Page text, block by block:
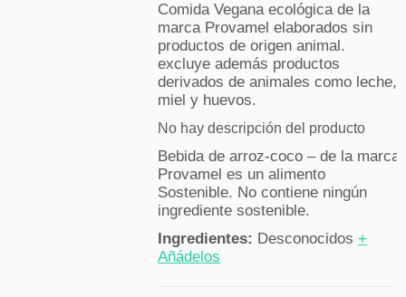
Comida Vegana ecológica de la
marca Provamel elaborados sin
productos de origen animal.
excluye además productos
derivados de animales como leche,
miel y huevos.
No hay descripción del producto
Bebida de arroz-coco – de la marca
Provamel es un alimento
Sostenible. No contiene ningún
ingrediente sostenible.
Ingredientes: Desconocidos+
Añádelos